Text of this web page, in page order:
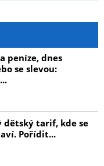
peníze, dnes
se slevou:
dětský tarif, kde se
Pořídit...